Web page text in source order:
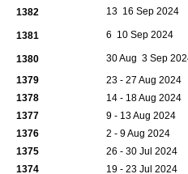
1382 13  16 Sep 2024
1381 6  10 Sep 2024
1380
30 Aug  3 Sep
1379
23 - 27 Aug 2024
1378
14 - 18 Aug 2024
1377
9 - 13 Aug 2024
1376
2 - 9 Aug 2024
1375
26 - 30 Jul 2024
1374
19 - 23 Jul 2024